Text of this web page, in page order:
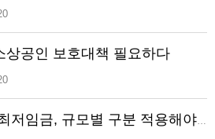
상공인 보호대책 필요하다
중기중앙회 “최저임금, 규모별 구분 적용해야” 3월 입법 촉구